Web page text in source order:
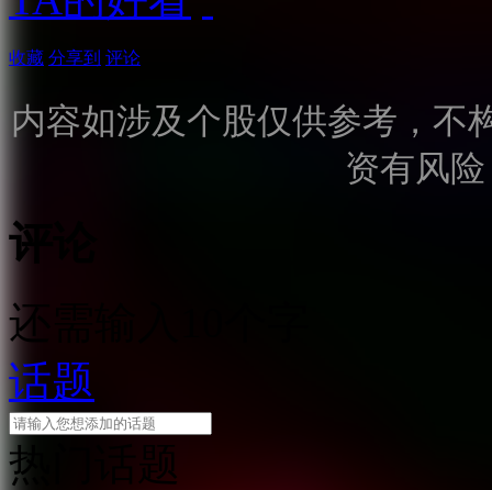
收藏 分享到 评论
内容如涉及个股仅供参考，不
资有风
评论
还需输入10个字
话题
热门话题